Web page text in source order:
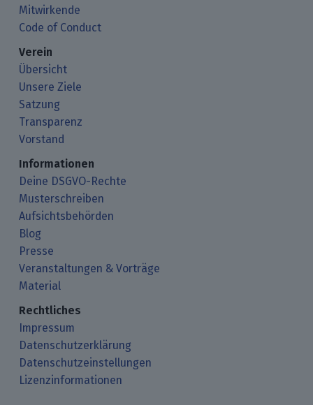
Mitwirkende
Code of Conduct
Verein
Übersicht
Unsere Ziele
Satzung
Transparenz
Vorstand
Informationen
Deine DSGVO-Rechte
Musterschreiben
Aufsichtsbehörden
Blog
Presse
Veranstaltungen & Vorträge
Material
Rechtliches
Impressum
Datenschutzerklärung
Datenschutzeinstellungen
Lizenzinformationen